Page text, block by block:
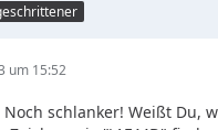
um 15:52
Noch schlanker! Weißt Du,